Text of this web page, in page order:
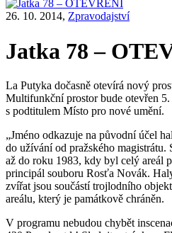
26. 10. 2014, Zpravodajství
Jatka 78 –
La Putyka dočasně otevírá nový
Multifunkční prostor bude otevřen
s podtitulem Místo pro nové umění.
„Jméno odkazuje na původní účel
do užívání od pražského
až do roku 1983, kdy byl celý areál
principál souboru Rosťa Novák.
zvířat jsou součástí trojlodního
areálu, který je památkově chráněn.
V programu nebudou chybět